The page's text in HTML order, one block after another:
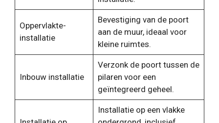
Oppervlakte-
installatie
Bevestiging van de poort
aan de muur, ideaal voor
kleine ruimtes.
Inbouw installatie
Verzonk de poort tussen de
pilaren voor een
geïntegreerd geheel.
Installatie op een vlakke